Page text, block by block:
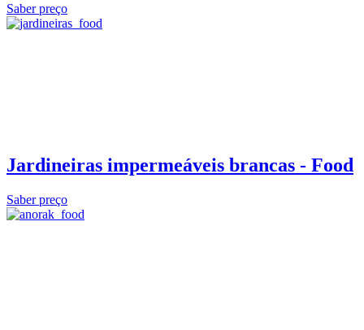
Saber preço
Jardineiras impermeáveis brancas - Food
Saber preço